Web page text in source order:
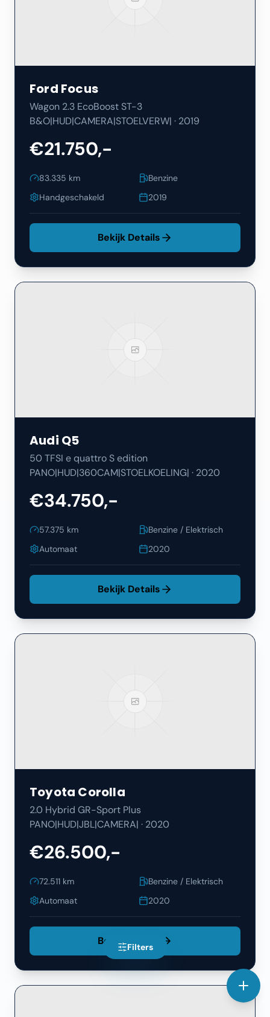
Ford Focus
Wagon 2.3 EcoBoost ST-3
B&O|HUD|CAMERA|STOELVERW| · 2019
€21.750,-
83.335 km
Benzine
Handgeschakeld
2019
Bekijk Details
Audi Q5
50 TFSI e quattro S edition
PANO|HUD|360CAM|STOELKOELING| · 2020
€34.750,-
57.375 km
Benzine / Elektrisch
Automaat
2020
Bekijk Details
Toyota Corolla
2.0 Hybrid GR-Sport Plus
PANO|HUD|JBL|CAMERA| · 2020
€26.500,-
72.511 km
Benzine / Elektrisch
Automaat
2020
Bekijk Details
Filters